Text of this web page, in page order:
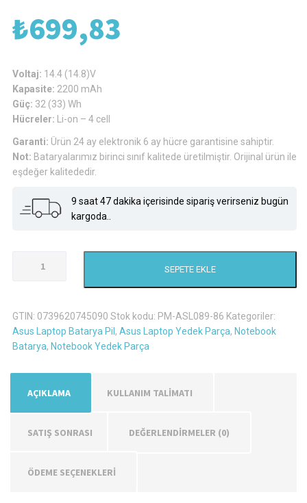
₺699,83
Voltaj: 14.4 (14.8)V
Kapasite: 2200 mAh
Güç: 32 (33) Wh
Hücreler:
Li-on – 4 cell
Garanti: Ürün 24 ay elektronik 6 ay hücre garantisine sahiptir.
Not: Bataryalarımız birinci sınıf kalitede üretilmiştir. Orijinal ürün ile
eşdeğer kalitededir.
9 saat 47 dakika içerisinde sipariş verirseniz bugün
kargoda..
Pil
adet
SEPETE EKLE
GTIN: 0739620745090 Stok kodu: PM-ASL089-86 Kategoriler:
Asus Laptop Batarya Pil , Asus Laptop Yedek Parça, Notebook
Batarya, Notebook Yedek Parça
AÇIKLAMA KULLANIM TALİMATI
SATIŞ SONRASI DEĞERLENDIRMELER (0)
ÖDEME SEÇENEKLERİ